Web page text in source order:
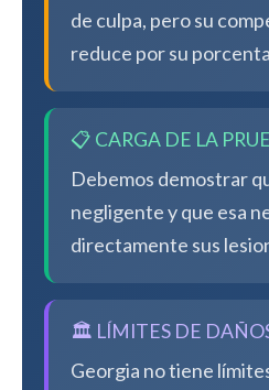
de culpa, pero su
reduce por su
📋 CARGA DE LA
Debemos demostrar
negligente y que esa
directamente sus
🏛️ LÍMITES DE
Georgia no tiene